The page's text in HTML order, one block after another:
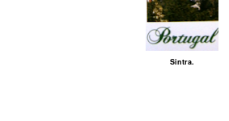
Sintra.